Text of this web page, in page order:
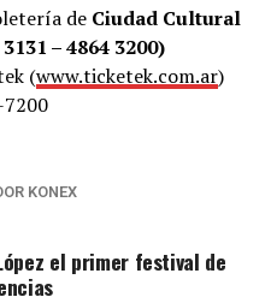
de Ciudad Cultural
– 4864 3200)
(www.ticketek.com.ar)
KONEX
el primer festival de